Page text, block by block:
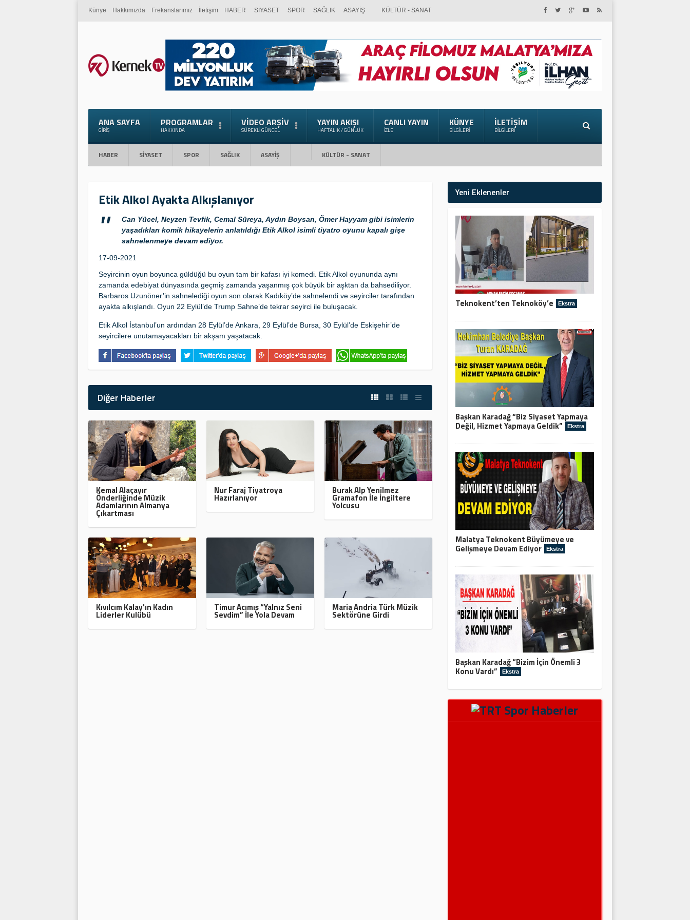
Künye Hakkımızda Frekanslarımız İletişim HABER SİYASET SPOR SAĞLIK ASAYİŞ KÜLTÜR - SANAT
ANA SAYFA
GIRIŞ
PROGRAMLAR
HAKKINDA
VIDEO ARŞIV
SÜREKLI GÜNCEL
YAYIN AKIŞI
HAFTALIK / GÜNLÜK
CANLI YAYIN
İZLE
KÜNYE
BILGILERI
İLETIŞIM
BILGILERI
HABER SİYASET SPOR SAĞLIK ASAYİŞ KÜLTÜR - SANAT
Etik Alkol Ayakta Alkışlanıyor
Can Yücel, Neyzen Tevfik, Cemal Süreya, Aydın Boysan, Ömer Hayyam gibi isimlerin
yaşadıkları komik hikayelerin anlatıldığı Etik Alkol isimli tiyatro oyunu kapalı gişe
sahnelenmeye devam ediyor.
17-09-2021
Seyircinin oyun boyunca güldüğü bu oyun tam bir kafası iyi komedi. Etik Alkol oyununda aynı
zamanda edebiyat dünyasında geçmiş zamanda yaşanmış çok büyük bir aşktan da bahsediliyor.
Barbaros Uzunöner’in sahnelediği oyun son olarak Kadıköy’de sahnelendi ve seyirciler tarafından
ayakta alkışlandı. Oyun 22 Eylül’de Trump Sahne’de tekrar seyirci ile buluşacak.
Etik Alkol İstanbul’un ardından 28 Eylül’de Ankara, 29 Eylül’de Bursa, 30 Eylül’de Eskişehir’de
seyircilere unutamayacakları bir akşam yaşatacak.
Diğer Haberler
Kemal Alaçayır
Önderliğinde Müzik
Adamlarının Almanya
Çıkartması
Nur Faraj Tiyatroya
Hazırlanıyor
Burak Alp Yenilmez
Gramafon İle İngiltere
Yolcusu
Kıvılcım Kalay'ın Kadın
Liderler Kulübü
Timur Acımış “Yalnız Seni
Sevdim” İle Yola Devam
Maria Andria Türk Müzik
Sektörüne Girdi
Yeni Eklenenler
Teknokent’ten Teknoköy’e Ekstra
Başkan Karadağ “Biz Siyaset Yapmaya
Değil, Hizmet Yapmaya Geldik” Ekstra
Malatya Teknokent Büyümeye ve
Gelişmeye Devam Ediyor Ekstra
Başkan Karadağ “Bizim İçin Önemli 3
Konu Vardı” Ekstra